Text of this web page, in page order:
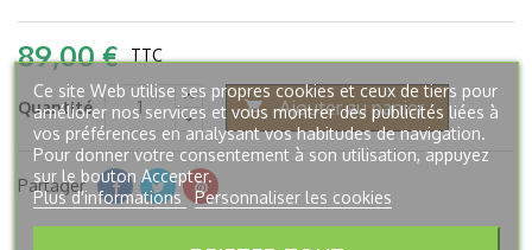
89,00 € TTC
Quantité  Ajouter au panier
Partager
Ce site Web utilise ses propres cookies et ceux de tiers pour
améliorer nos services et vous montrer des publicités liées à
vos préférences en analysant vos habitudes de navigation.
Pour donner votre consentement à son utilisation, appuyez
sur le bouton Accepter.
Plus d'informations Personnaliser les cookies